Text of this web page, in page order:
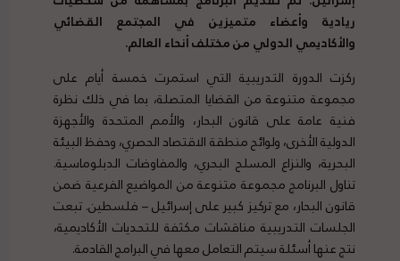
ريادية وأعضاء متميزين في المجتمع القضائي
والأكاديمي الدولي من مختلف أنحاء العالم.
ركزت الدورة التدريبية التي استمرت خمسة أيام على
مجموعة متنوعة من القضايا المتصلة، بما في ذلك نظرة
فنية عامة على قانون البحار، والأمم المتحدة والأجهزة
الدولية الأخرى، ولوائح منطقة الاقتصاد الحصري، وحفظ البيئة
البحرية، والنزاع المسلح البحري، والمفاوضات الدبلوماسية.
تناول البرنامج مجموعة متنوعة من المواضيع الفرعية ضمن
قانون البحار، مع تركيز كبير على إسرائيل – فلسطين. تبعت
الجلسات التدريبية مناقشات مكثفة للتحديات الأكاديمية،
نتج عنها أسئلة سيتم التعامل معها في البرامج القادمة.